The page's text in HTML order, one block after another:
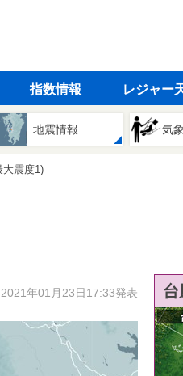
指数情報 レジャー
地震情報 気
大震度1)
2021年01月23日17:33発表